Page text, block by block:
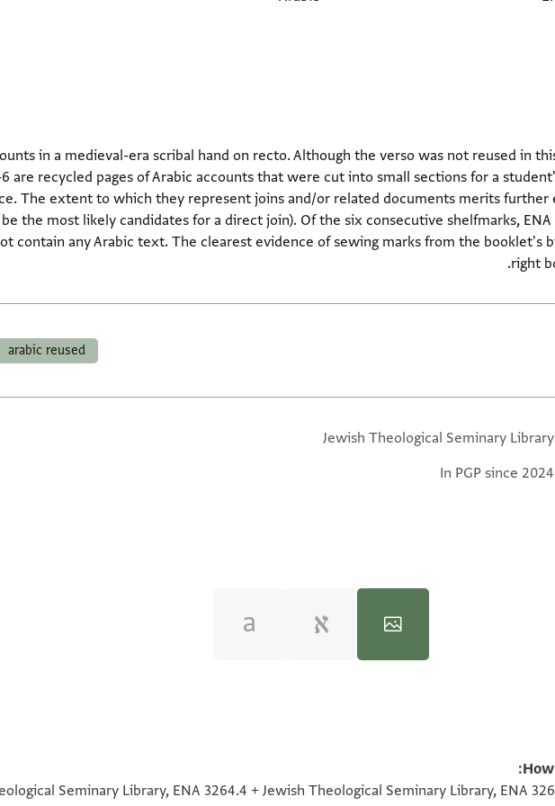
in a medieval-era scribal hand on recto. Although the verso was not reused in
6 are recycled pages of Arabic accounts that were cut into small sections for a
The extent to which they represent joins and/or related documents merits further
the most likely candidates for a direct join). Of the six consecutive shelfmarks,
contain any Arabic text. The clearest evidence of sewing marks from the booklet's
right
arabic reused
Jewish Theological Seminary Library
In PGP since 2024
100%
90°
100%
90°
100%
100%
Seminary Library, ENA 3264.4 + Jewish Theological Seminary Library, ENA